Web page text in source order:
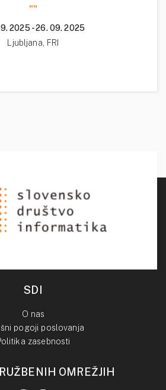
""
2025 - 26. 09. 2025
Ljubljana, FRI
SDI
O nas
pogoji poslovanja
zasebnosti
OMREŽJIH